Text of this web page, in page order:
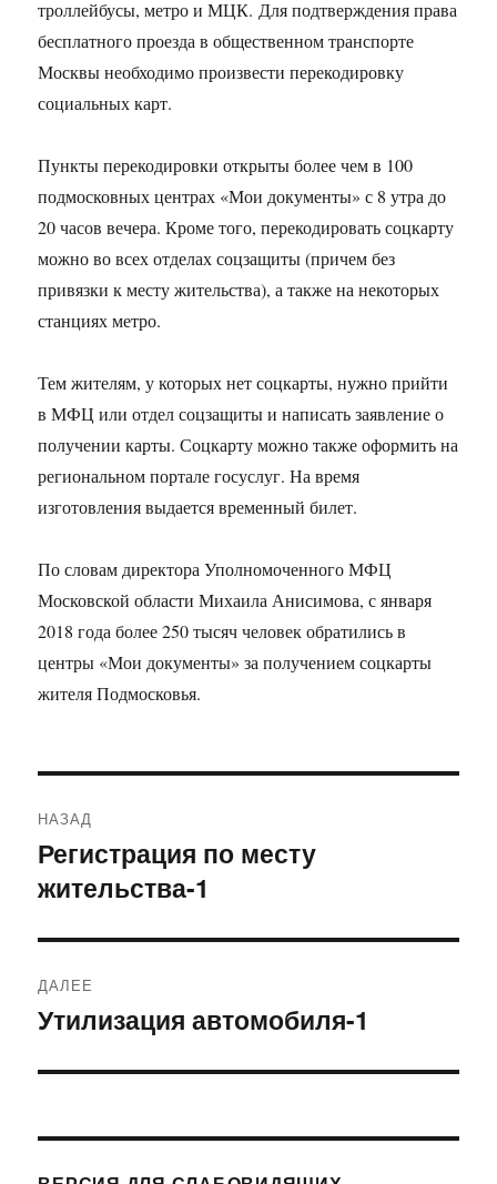
троллейбусы, метро и МЦК. Для подтверждения права
бесплатного проезда в общественном транспорте
Москвы необходимо произвести перекодировку
социальных карт.
Пункты перекодировки открыты более чем в 100
подмосковных центрах «Мои документы» с 8 утра до
20 часов вечера. Кроме того, перекодировать соцкарту
можно во всех отделах соцзащиты (причем без
привязки к месту жительства), а также на некоторых
станциях метро.
Тем жителям, у которых нет соцкарты, нужно прийти
в МФЦ или отдел соцзащиты и написать заявление о
получении карты. Соцкарту можно также оформить на
региональном портале госуслуг. На время
изготовления выдается временный билет.
По словам директора Уполномоченного МФЦ
Московской области Михаила Анисимова, с января
2018 года более 250 тысяч человек обратились в
центры «Мои документы» за получением соцкарты
жителя Подмосковья.
по
записям
НАЗАД
Предыдущая
запись:
Регистрация по месту
жительства-1
ДАЛЕЕ
Следующая
Утилизация автомобиля-1